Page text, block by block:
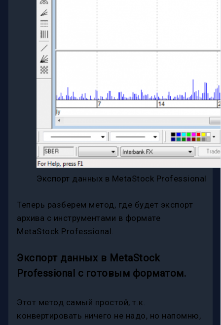
Экспорт данных в MetaStock Professional
Теперь разберем метод, где будет экспорт
архива с инструментами в формате
MetaStock Professional.
Экспорт данных в MetaStock
Professional c готовым форматом.
Этот метод самый простой, т.к.
конвертировать ничего не надо, но напомню,